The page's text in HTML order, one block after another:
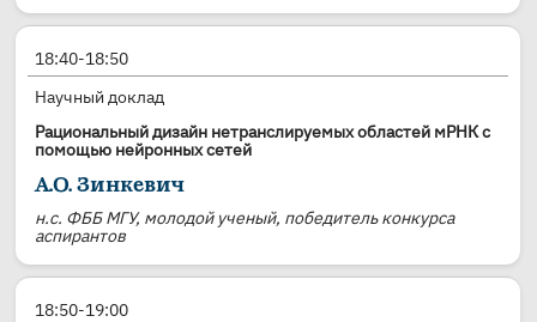
18:40-18:50
Научный доклад
Рациональный дизайн нетранслируемых областей мРНК с
помощью нейронных сетей
А.О. Зинкевич
н.с. ФББ МГУ, молодой ученый, победитель конкурса
аспирантов
18:50-19:00